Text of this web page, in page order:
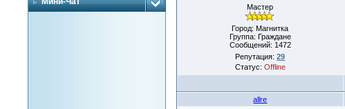
Мастер
Город: Магнитка
Группа: Граждане
Сообщений: 1472
Репутация:29
Статус: Offline
allre